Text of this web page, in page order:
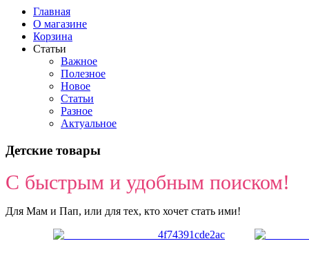
Главная
О магазине
Корзина
Статьи
Важное
Полезное
Новое
Статьи
Разное
Актуальное
Детские товары
С быстрым и удобным поиском!
Для Мам и Пап, или для тех, кто хочет стать ими!